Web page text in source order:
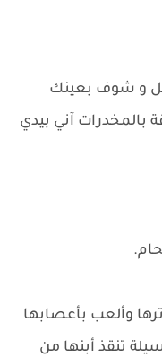
و شوف بعينك
بالمخدرات آني بيدي
وألعب بأعصابها
تنقذ أبنها من